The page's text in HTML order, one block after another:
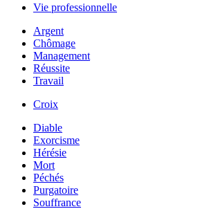
Vie professionnelle
Argent
Chômage
Management
Réussite
Travail
Croix
Diable
Exorcisme
Hérésie
Mort
Péchés
Purgatoire
Souffrance